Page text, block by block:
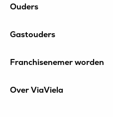
Site
footer
Ouders
Gastouders
Franchisenemer worden
Over ViaViela